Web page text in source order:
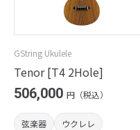
GString Ukulele
Tenor [T4 2Hole]
506,000 円（税込）
弦楽器
ウクレレ